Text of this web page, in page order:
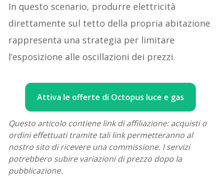
In questo scenario, produrre elettricità
direttamente sul tetto della propria abitazione
rappresenta una strategia per limitare
l’esposizione alle oscillazioni dei prezzi.
Attiva le offerte di Octopus luce e gas
Questo articolo contiene link di affiliazione: acquisti o
ordini effettuati tramite tali link permetteranno al
nostro sito di ricevere una commissione. I servizi
potrebbero subire variazioni di prezzo dopo la
pubblicazione.